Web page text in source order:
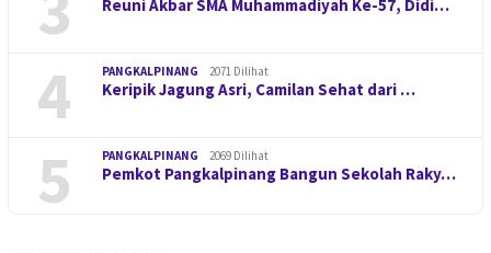
Reuni Akbar SMA Muhammadiyah Ke-57, Didi…
4 PANGKALPINANG 2071 Dilihat
Keripik Jagung Asri, Camilan Sehat dari …
5 PANGKALPINANG 2069 Dilihat
Pemkot Pangkalpinang Bangun Sekolah Raky…